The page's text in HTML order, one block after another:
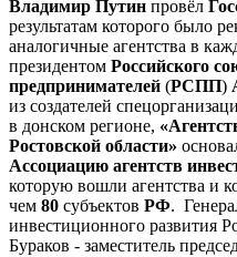
Владимир Путин провёл
результатам которого было
аналогичные агентства в
президентом Российского
предпринимателей (РСПП)
из создателей
в донском регионе,
Ростовской области»
Ассоциацию агентств
которую вошли агентства и
чем 80 субъектов РФ.
инвестиционного развития
Бураков - заместитель